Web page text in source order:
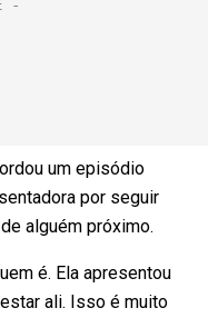
um episódio
por seguir
alguém próximo.
é. Ela apresentou
ali. Isso é muito